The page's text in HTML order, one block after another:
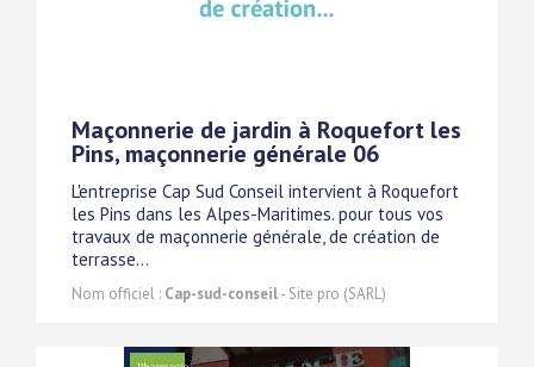
Maçonnerie de jardin à Roquefort les
Pins, maçonnerie générale 06
L'entreprise Cap Sud Conseil intervient à Roquefort
les Pins dans les Alpes-Maritimes. pour tous vos
travaux de maçonnerie générale, de création de
terrasse...
Nom officiel : Cap-sud-conseil- Site pro (SARL)